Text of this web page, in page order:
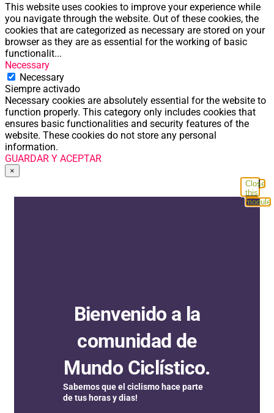
This website uses cookies to improve your experience while
you navigate through the website. Out of these cookies, the
cookies that are categorized as necessary are stored on your
browser as they are as essential for the working of basic
functionalit...
Necessary
Necessary
Siempre activado
Necessary cookies are absolutely essential for the website to
function properly. This category only includes cookies that
ensures basic functionalities and security features of the
website. These cookies do not store any personal
information.
GUARDAR Y ACEPTAR
×
Close
this
module
Bienvenido a la
comunidad de
Mundo Ciclístico.
Sabemos que el ciclismo hace parte
de tus horas y dias!